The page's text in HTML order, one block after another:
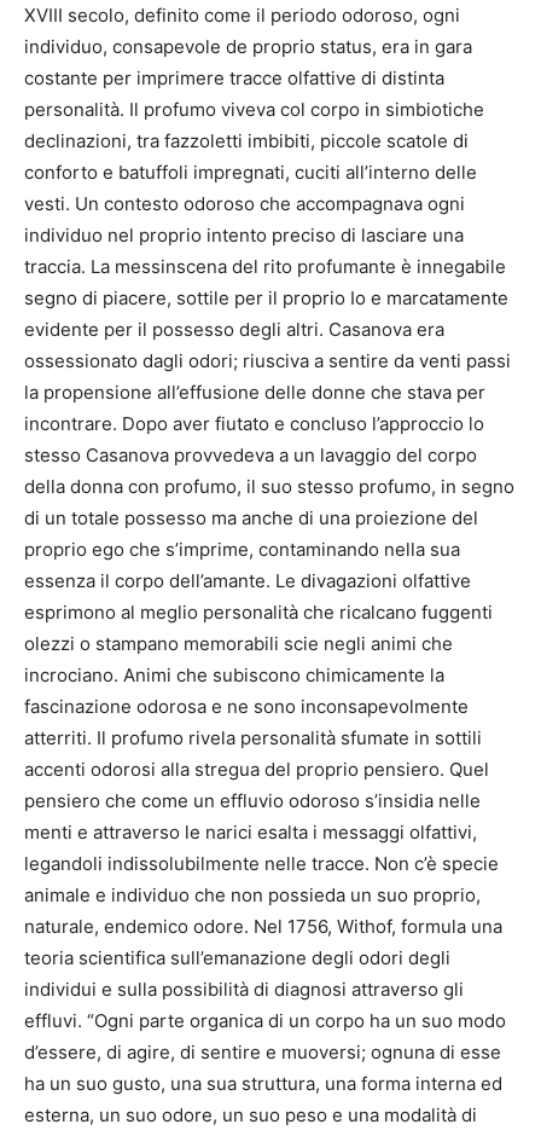
XVIII secolo, definito come il periodo odoroso, ogni
individuo, consapevole de proprio status, era in gara
costante per imprimere tracce olfattive di distinta
personalità. Il profumo viveva col corpo in simbiotiche
declinazioni, tra fazzoletti imbibiti, piccole scatole di
conforto e batuffoli impregnati, cuciti all’interno delle
vesti. Un contesto odoroso che accompagnava ogni
individuo nel proprio intento preciso di lasciare una
traccia. La messinscena del rito profumante è innegabile
segno di piacere, sottile per il proprio Io e marcatamente
evidente per il possesso degli altri. Casanova era
ossessionato dagli odori; riusciva a sentire da venti passi
la propensione all’effusione delle donne che stava per
incontrare. Dopo aver fiutato e concluso l’approccio lo
stesso Casanova provvedeva a un lavaggio del corpo
della donna con profumo, il suo stesso profumo, in segno
di un totale possesso ma anche di una proiezione del
proprio ego che s’imprime, contaminando nella sua
essenza il corpo dell’amante. Le divagazioni olfattive
esprimono al meglio personalità che ricalcano fuggenti
olezzi o stampano memorabili scie negli animi che
incrociano. Animi che subiscono chimicamente la
fascinazione odorosa e ne sono inconsapevolmente
atterriti. Il profumo rivela personalità sfumate in sottili
accenti odorosi alla stregua del proprio pensiero. Quel
pensiero che come un effluvio odoroso s’insidia nelle
menti e attraverso le narici esalta i messaggi olfattivi,
legandoli indissolubilmente nelle tracce. Non c’è specie
animale e individuo che non possieda un suo proprio,
naturale, endemico odore. Nel 1756, Withof, formula una
teoria scientifica sull’emanazione degli odori degli
individui e sulla possibilità di diagnosi attraverso gli
effluvi. “Ogni parte organica di un corpo ha un suo modo
d’essere, di agire, di sentire e muoversi; ognuna di esse
ha un suo gusto, una sua struttura, una forma interna ed
esterna, un suo odore, un suo peso e una modalità di